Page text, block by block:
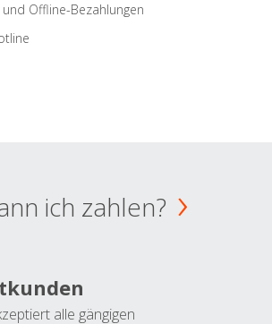
Offline-Bezahlungen
ich zahlen?
alle gängigen